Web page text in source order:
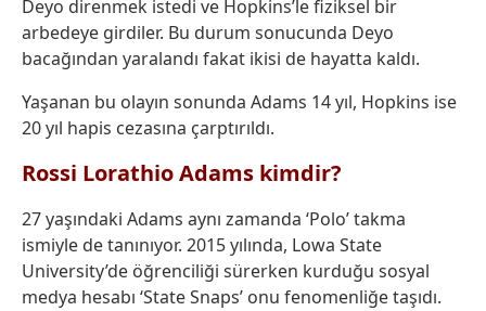
Deyo direnmek istedi ve Hopkins’le fiziksel bir
arbedeye girdiler. Bu durum sonucunda Deyo
bacağından yaralandı fakat ikisi de hayatta kaldı.
Yaşanan bu olayın sonunda Adams 14 yıl, Hopkins ise
20 yıl hapis cezasına çarptırıldı.
Rossi Lorathio Adams kimdir?
27 yaşındaki Adams aynı zamanda ‘Polo’ takma
ismiyle de tanınıyor. 2015 yılında, Lowa State
University’de öğrenciliği sürerken kurduğu sosyal
medya hesabı ‘State Snaps’ onu fenomenliğe taşıdı.